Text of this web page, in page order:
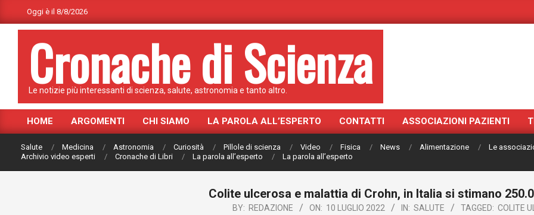
to
Oggi è il 8/8/2026
Cronache di Scienza
Le notizie più interessanti di scienza, salute, astronomia e tanto altro.
Primary
Navigation
Menu
HOME ARGOMENTI CHI SIAMO LA PAROLA ALL’ESPERTO CONTATTI ASSOCIAZIONI PAZIENTI
Salute Medicina Astronomia Curiosità Pillole di scienza Video Fisica News Alimentazione
Le
Archivio video esperti
Cronache di Libri La parola all’esperto La parola all’esperto
Colite ulcerosa e malattia di Crohn, in Italia si stimano
BY: REDAZIONE ON: 10 LUGLIO 2022 IN: SALUTE TAGGED: COLITE